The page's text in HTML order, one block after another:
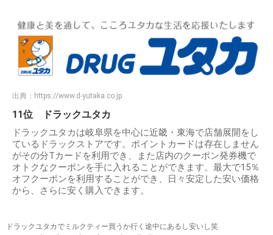
出典： https://www.d-yutaka.co.jp
11位 ドラックユタカ
ドラックユタカは岐阜県を中心に近畿・東海で店舗展開をし
ているドラックストアです。ポイントカードは存在しません
がその分Tカードを利用でき、また店内のクーポン発券機で
オトクなクーポンを手に入れることができます。最大で15％
オフクーポンを利用することができ、日々安定した安い価格
から、さらに安く購入できます。
ドラックユタカでミルクティー買うか行く途中にあるし安いし笑